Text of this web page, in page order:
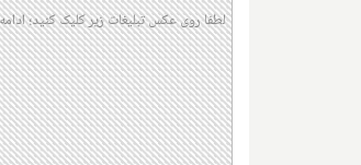
لطفا روی عکس تبلیغات زیر کلیک کنید؛